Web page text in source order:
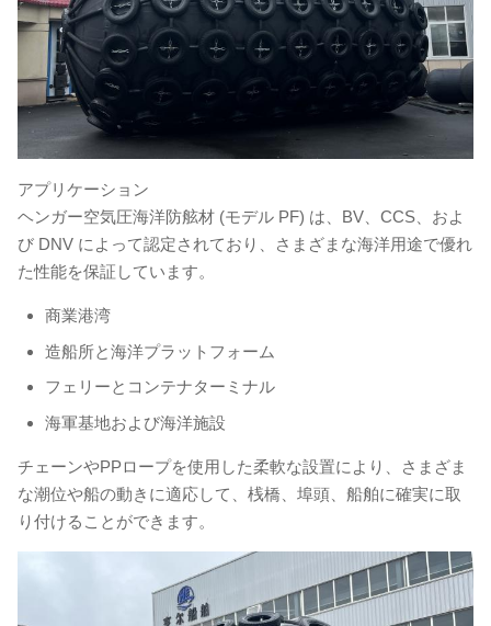
アプリケーション
ヘンガー空気圧海洋防舷材 (モデル PF) は、BV、CCS、およ
び DNV によって認定されており、さまざまな海洋用途で優れ
た性能を保証しています。
商業港湾
造船所と海洋プラットフォーム
フェリーとコンテナターミナル
海軍基地および海洋施設
チェーンやPPロープを使用した柔軟な設置により、さまざま
な潮位や船の動きに適応して、桟橋、埠頭、船舶に確実に取
り付けることができます。